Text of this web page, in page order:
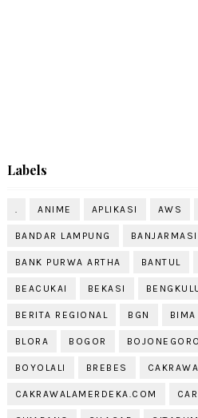
Labels
. ANIME APLIKASI AWS
BANDAR LAMPUNG
BANK PURWA ARTHA BANTUL
BEACUKAI BEKASI
BERITA REGIONAL BGN BIMA
BLORA BOGOR BOJONEGORO
BOYOLALI BREBES
CAKRAWALAMERDEKA.COM